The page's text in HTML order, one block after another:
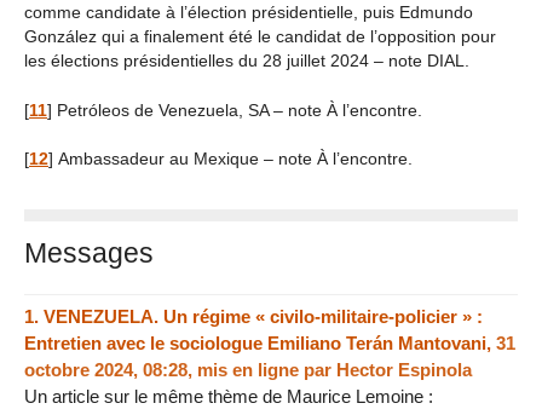
comme candidate à l’élection présidentielle, puis Edmundo
González qui a finalement été le candidat de l’opposition pour
les élections présidentielles du 28 juillet 2024 – note DIAL.
[11] Petróleos de Venezuela, SA – note À l’encontre.
[12] Ambassadeur au Mexique – note À l’encontre.
Messages
1. VENEZUELA. Un régime « civilo-militaire-policier » :
Entretien avec le sociologue Emiliano Terán Mantovani, 31
octobre 2024, 08:28, mis en ligne par Hector Espinola
Un article sur le même thème de Maurice Lemoine :